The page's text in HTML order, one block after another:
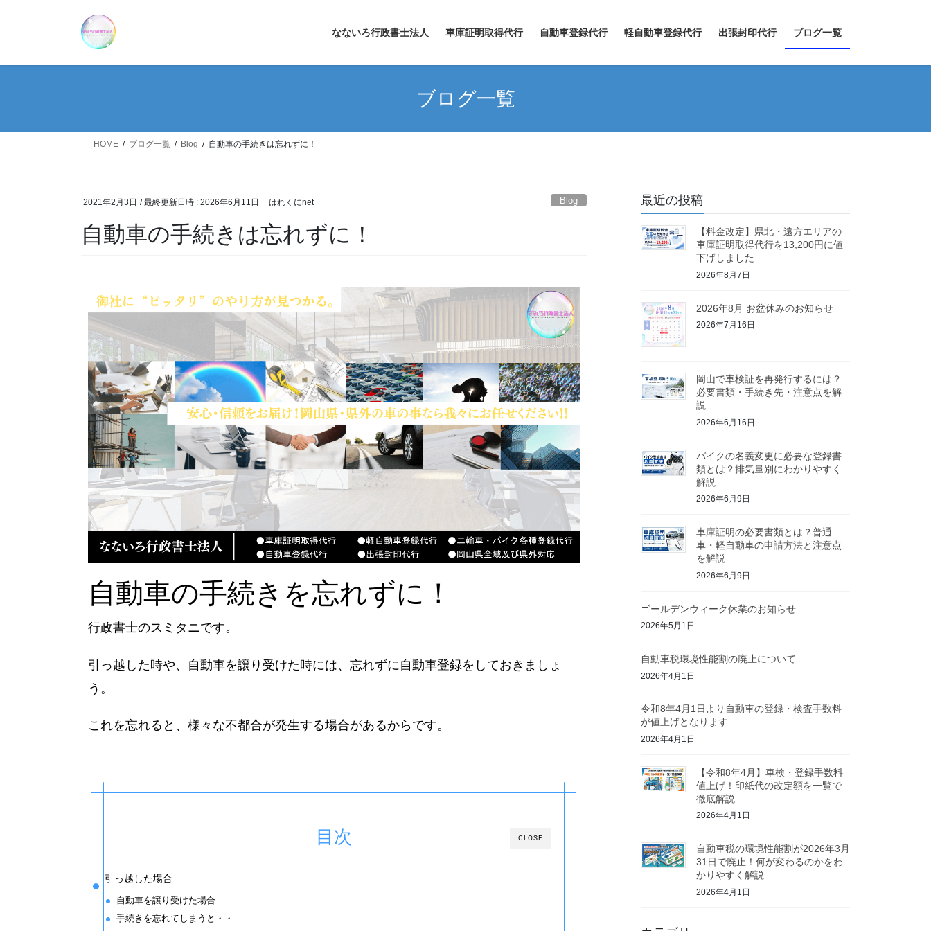
なないろ行政書士法人 車庫証明取得代行 自動車登録代行 軽自動車登録代行 出張封印代行 ブログ一覧
ブログ一覧
HOME ブログ一覧 Blog 自動車の手続きは忘れずに！
2021年2月3日 / 最終更新日時 : 2026年6月11日 はれくにnet Blog
自動車の手続きは忘れずに！
自動車の手続きを忘れずに！
行政書士のスミタニです。
引っ越した時や、自動車を譲り受けた時には、忘れずに自動車登録をしておきましょ
う。
これを忘れると、様々な不都合が発生する場合があるからです。
CLOSE
目次
引っ越した場合
自動車を譲り受けた場合
手続きを忘れてしまうと・・
最近の投稿
【料金改定】県北・遠方エリアの
車庫証明取得代行を13,200円に値
下げしました
2026年8月7日
2026年8月 お盆休みのお知らせ
2026年7月16日
岡山で車検証を再発行するには？
必要書類・手続き先・注意点を解
説
2026年6月16日
バイクの名義変更に必要な登録書
類とは？排気量別にわかりやすく
解説
2026年6月9日
車庫証明の必要書類とは？普通
車・軽自動車の申請方法と注意点
を解説
2026年6月9日
ゴールデンウィーク休業のお知らせ
2026年5月1日
自動車税環境性能割の廃止について
2026年4月1日
令和8年4月1日より自動車の登録・検査手数料
が値上げとなります
2026年4月1日
【令和8年4月】車検・登録手数料
値上げ！印紙代の改定額を一覧で
徹底解説
2026年4月1日
自動車税の環境性能割が2026年3月
31日で廃止！何が変わるのかをわ
かりやすく解説
2026年4月1日